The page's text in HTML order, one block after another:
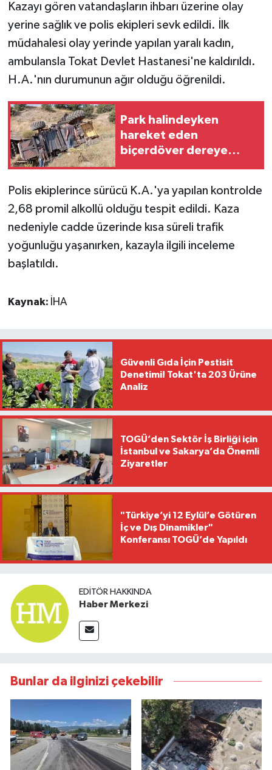
Kazayı gören vatandaşların ihbarı üzerine olay
yerine sağlık ve polis ekipleri sevk edildi. İlk
müdahalesi olay yerinde yapılan yaralı kadın,
ambulansla Tokat Devlet Hastanesi'ne kaldırıldı.
H.A.'nın durumunun ağır olduğu öğrenildi.
Park halindeyken
hareket eden
biçerdöver dereye
Polis ekiplerince sürücü K.A.'ya yapılan kontrolde
2,68 promil alkollü olduğu tespit edildi. Kaza
nedeniyle cadde üzerinde kısa süreli trafik
yoğunluğu yaşanırken, kazayla ilgili inceleme
başlatıldı.
Kaynak: İHA
Güvenli Gıda İçin Pestisit
Denetimi! Tokat'ta 203 Ürüne
Analiz
TOGÜ’den Sektör İş Birliği için
İstanbul ve Sakarya’da Önemli
Ziyaretler
"Türkiye’yi 12 Eylül’e Götüren
İç ve Dış Dinamikler"
Konferansı TOGÜ’de Yapıldı
EDITÖR HAKKINDA
Haber Merkezi
Bunlar da ilginizi çekebilir